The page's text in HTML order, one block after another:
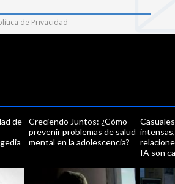
de Privacidad
de
Creciendo Juntos: ¿Cómo
prevenir problemas de salud
mental en la adolescencia?
IA son